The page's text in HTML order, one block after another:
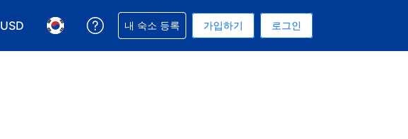
USD
통화 선택. 현재 선택된 통화는 미국 달러입니다
언어 선택. 현재 선택된 언어는 한국어입니다
예약과 관련해 도움을 받으실 수 있습니다
내 숙소 등록 가입하기 로그인